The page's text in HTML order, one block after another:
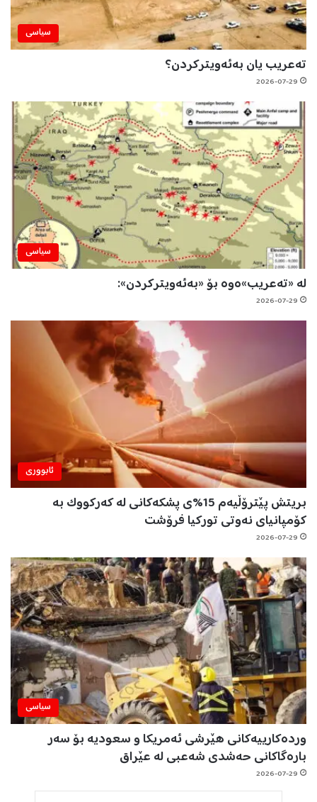
سیاسی
تەعریب یان بەئەویترکردن؟
2026-07-29
سیاسی
لە «تەعریب»ەوە بۆ «بەئەویترکردن»:
2026-07-29
ئابووری
بریتش پێترۆڵیەم 15%ی پشکەکانی لە کەرکووک بە
کۆمپانیای نەوتی تورکیا فرۆشت
2026-07-29
سیاسی
وردەکارییەکانی هێرشی ئەمریکا و سعودیە بۆ سەر
بارەگاکانی حەشدی شەعبی لە عێراق
2026-07-29